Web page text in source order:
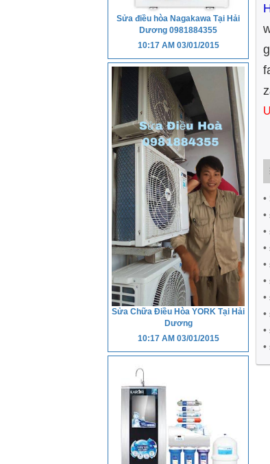
Sửa điều hòa Nagakawa Tại Hải
Dương 0981884355
10:17 AM03/01/2015
Sửa Chữa Điều Hòa YORK Tại Hải
Dương
10:17 AM 03/01/2015